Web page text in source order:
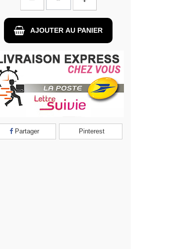
AJOUTER AU PANIER
Partager Pinterest